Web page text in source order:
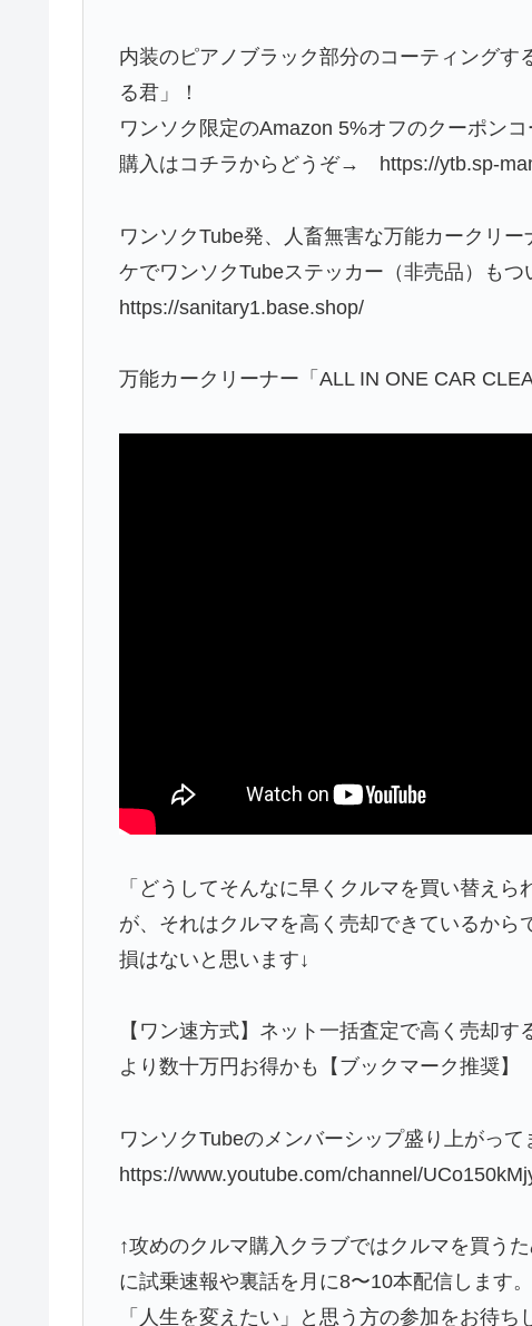
内装のピアノブラック部分のコーティングす
る君」！
ワンソク限定のAmazon 5%オフのクーポ
購入はコチラからどうぞ→ https://ytb.sp-
ワンソクTube発、人畜無害な万能カークリ
ケでワンソクTubeステッカー（非売品）も
https://sanitary1.base.shop/
万能カークリーナー「ALL IN ONE CAR
「どうしてそんなに早くクルマを買い替え
が、それはクルマを高く売却できているか
損はないと思います↓
【ワン速方式】ネット一括査定で高く売却
より数十万円お得かも【ブックマーク推奨
ワンソクTubeのメンバーシップ盛り上がっ
https://www.youtube.com/channel/
↑攻めのクルマ購入クラブではクルマを買う
に試乗速報や裏話を月に8〜10本配信します。
「人生を変えたい」と思う方の参加をお待ち